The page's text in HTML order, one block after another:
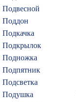
Подвесной
Поддон
Подкачка
Подкрылок
Подножка
Подпятник
Подсветка
Подушка